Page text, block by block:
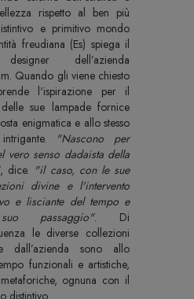
rispetto al ben più
e primitivo mondo
freudiana (Es) spiega il
dell’azienda
Quando gli viene chiesto
l'ispirazione per il
sue lampade fornice
enigmatica e allo stesso
"Nascono per
vero senso dadaista della
, dice. "il caso, con le sue
divine e l'intervento
e lisciante del tempo e
passaggio". Di
le diverse collezioni
dall’azienda sono allo
funzionali e artistiche,
ognuna con il
distintivo.